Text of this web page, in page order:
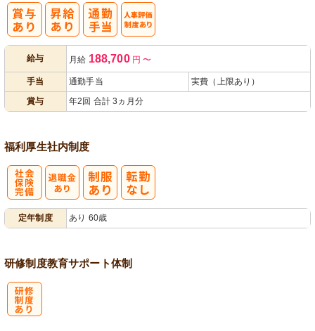
給与 月給 188,700円〜
手当 通勤手当
実費（上限あり）
賞与
年2回 合計 3ヵ月分
福利厚生社内制度
定年制度 あり 60歳
研修制度教育サポート体制